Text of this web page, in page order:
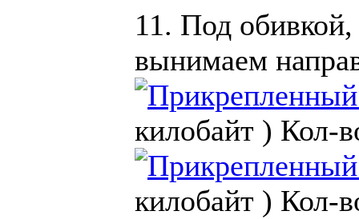
11. Под
вынимаем
килобайт ) Кол-
килобайт ) Кол-